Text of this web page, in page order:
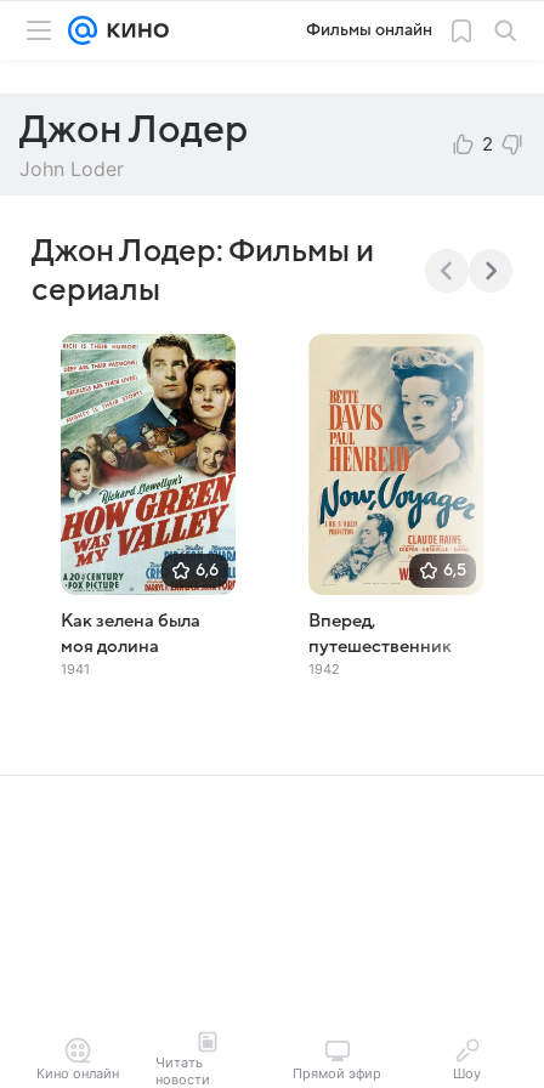
Фильмы онлайн
Джон Лодер
John Loder
2
Джон Лодер: Фильмы и
сериалы
6,6
Как зелена была
моя долина
1941
6,5
Вперед,
путешественник
1942
Кино онлайн
Читать
новости
Прямой эфир Шоу